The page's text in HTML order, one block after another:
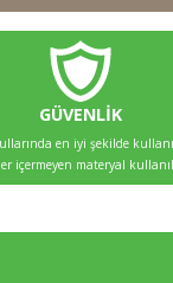
GÜVENLİK
en iyi şekilde
içermeyen materyal